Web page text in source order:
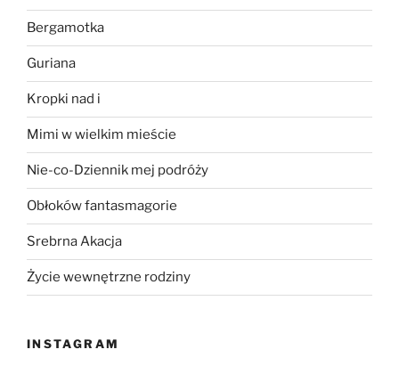
Bergamotka
Guriana
Kropki nad i
Mimi w wielkim mieście
Nie-co-Dziennik mej podróży
Obłoków fantasmagorie
Srebrna Akacja
Życie wewnętrzne rodziny
INSTAGRAM